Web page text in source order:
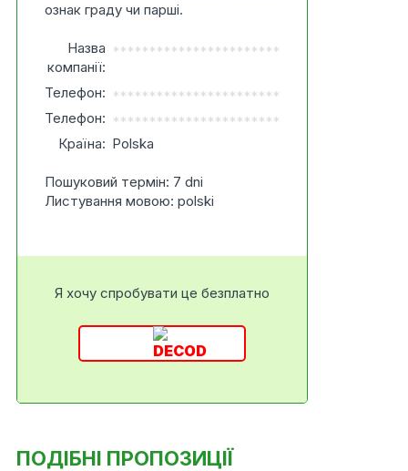
ознак граду чи парші.
Назва
компанії:
***********************
Телефон: ***********************
Телефон: ***********************
Країна: Polska
Пошуковий термін: 7 dni
Листування мовою: polski
Я хочу спробувати це безплатно
ПОДІБНІ ПРОПОЗИЦІЇ